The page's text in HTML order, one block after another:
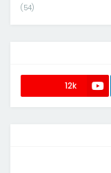
(54)
12k